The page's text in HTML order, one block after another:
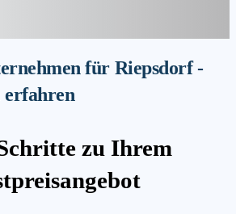
für Riepsdorf -
erfahren
zu Ihrem